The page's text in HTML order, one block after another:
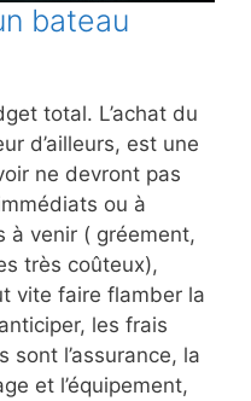
bateau
total. L’achat du
d’ailleurs, est une
ne devront pas
ou à
à venir ( gréement,
très coûteux),
vite faire flamber la
les frais
sont l’assurance, la
et l’équipement,